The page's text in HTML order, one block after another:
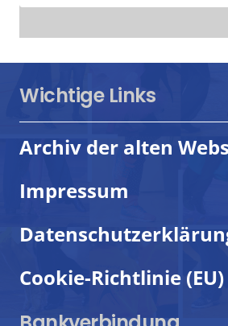
Wichtige Links
Archiv der alten
Impressum
Cookie-Richtlinie (EU)